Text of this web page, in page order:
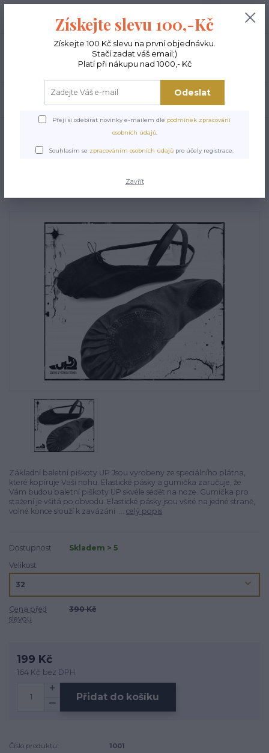
Po - Pá 9-15:00 0,00 Kč
TANEČNÍ BOTY A PIŠKOTY Dětské baletní piškoty UP černé
Dětské baletní piškoty UP
černé
Základní baletní piškoty UP Jsou vyrobeny ze speciálního plátna,
které kopí­ruje Vaši nohu. Elastické pásky a gumička zaručuje, že
Vám budou baletní­ piškoty UP skvéle sedět na noze. Gumička pro
stažení­ je všitá po obvodu. Elastické pásky jsou všité na jedné straně,
volné konce slouží­ k zavázání ... celý popis
Dostupnost
Skladem > 5
Velikost
Cena před
slevou
390 Kč
199 Kč
164 Kč bez DPH
Přidat do košíku
Číslo produktu:
1001
Získejte slevu 100,-Kč
Získejte 100 Kč slevu na první objednávku.
Stačí zadat váš email;)
Platí při nákupu nad 1000,- Kč
Odeslat
Přeji si odebírat novinky e-mailem dle podmínek zpracování
osobních údajů.
Souhlasím se zpracováním osobních údajů pro účely registrace.
Zavřít